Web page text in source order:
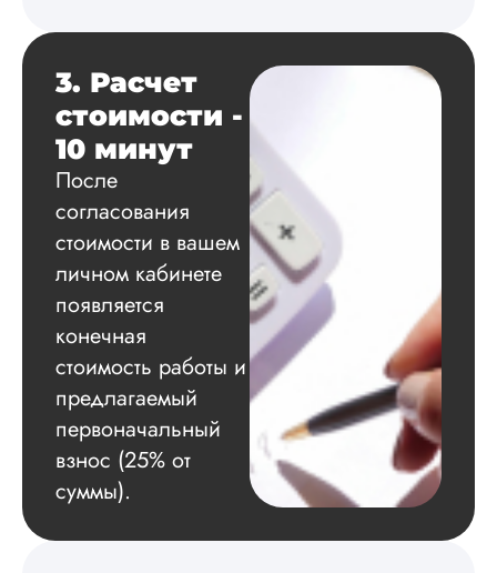
Вадим
официальный
работу выполнили
оговоренные
сдачи,
оформили в
соответствии с
Взаимодействие с
клиентами
подробно
по всем вопросам.
Благодарен.
3. Расчет
стоимости -
10 минут
После
согласования
стоимости в вашем
личном кабинете
появляется
конечная
стоимость работы и
предлагаемый
первоначальный
взнос (25% от
суммы).